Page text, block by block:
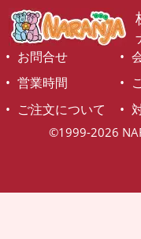
お問合せ
営業時間
ご注文について
©1999-2026